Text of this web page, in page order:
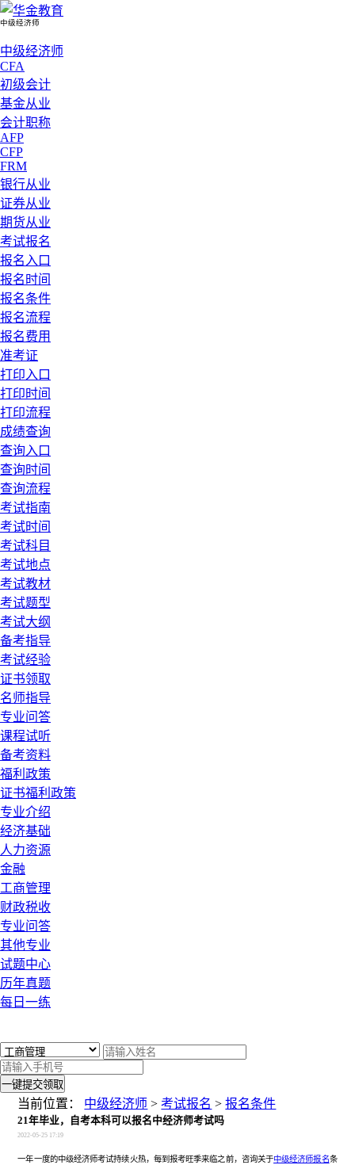
中级经济师
中级经济师
CFA
初级会计
基金从业
会计职称
AFP
CFP
FRM
银行从业
证券从业
期货从业
考试报名
报名入口
报名时间
报名条件
报名流程
报名费用
准考证
打印入口
打印时间
打印流程
成绩查询
查询入口
查询时间
查询流程
考试指南
考试时间
考试科目
考试地点
考试教材
考试题型
考试大纲
备考指导
考试经验
证书领取
名师指导
专业问答
课程试听
备考资料
福利政策
证书福利政策
专业介绍
经济基础
人力资源
金融
工商管理
财政税收
专业问答
其他专业
试题中心
历年真题
每日一练
一键提交领取
当前位置： 中级经济师 >考试报名 >报名条件
21年毕业，自考本科可以报名中经济师考试吗
2022-05-25 17:19
一年一度的中级经济师考试持续火热，每到报考旺季来临之前，咨询关于中级经济师报名条